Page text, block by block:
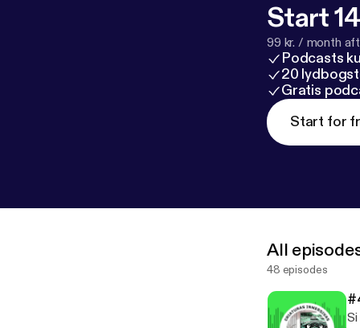
Start
99 kr. / month
Podcasts
20
Gratis
Start for
All
48 episodes